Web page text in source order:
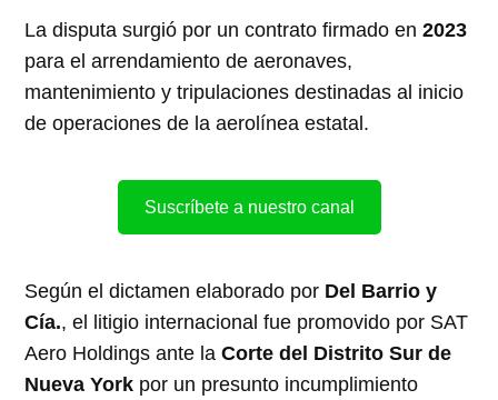
La disputa surgió por un contrato firmado en2023
para el arrendamiento de aeronaves,
mantenimiento y tripulaciones destinadas al inicio
de operaciones de la aerolínea estatal.
Suscríbete a nuestro canal
Según el dictamen elaborado por Del Barrio y
Cía., el litigio internacional fue promovido por SAT
Aero Holdings ante laCorte del Distrito Sur de
Nueva York por un presunto incumplimiento